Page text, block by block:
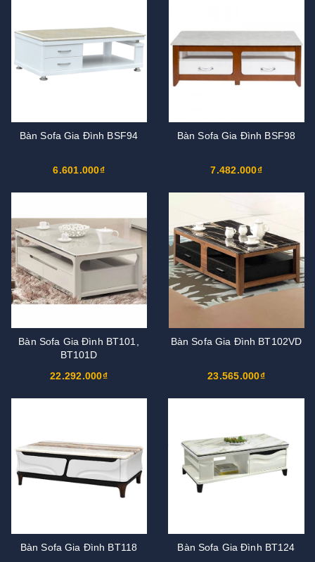
Bàn Sofa Gia Đình BSF94
6.601.000₫
Bàn Sofa Gia Đình BSF98
7.482.000₫
Bàn Sofa Gia Đình BT101,
BT101D
22.292.000₫
Bàn Sofa Gia Đình BT102VD
23.565.000₫
Bàn Sofa Gia Đình BT118 Bàn Sofa Gia Đình BT124